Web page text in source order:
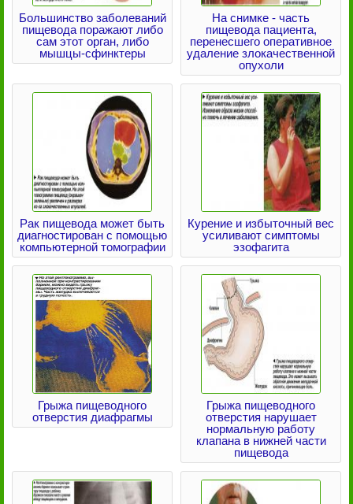
Большинство заболеваний
пищевода поражают либо
сам этот орган, либо
мышцы-сфинктеры
На снимке - часть
пищевода пациента,
перенесшего оперативное
удаление злокачественной
опухоли
Рак пищевода может быть
диагностирован с помощью
компьютерной томографии
Курение и избыточный вес
усиливают симптомы
эзофагита
Грыжа пищеводного
отверстия диафрагмы
Грыжа пищеводного
отверстия нарушает
нормальную работу
клапана в нижней части
пищевода